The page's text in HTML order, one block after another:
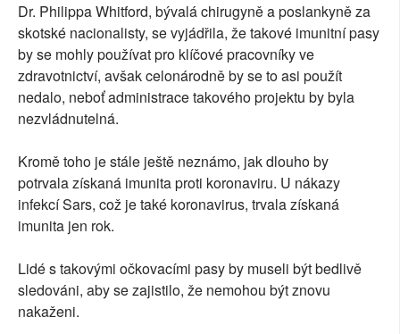
Dr. Philippa Whitford, bývalá chirugyně a poslankyně za
skotské nacionalisty, se vyjádřila, že takové imunitní pasy
by se mohly používat pro klíčové pracovníky ve
zdravotnictví, avšak celonárodně by se to asi použít
nedalo, neboť administrace takového projektu by byla
nezvládnutelná.
Kromě toho je stále ještě neznámo, jak dlouho by
potrvala získaná imunita proti koronaviru. U nákazy
infekcí Sars, což je také koronavirus, trvala získaná
imunita jen rok.
Lidé s takovými očkovacími pasy by museli být bedlivě
sledováni, aby se zajistilo, že nemohou být znovu
nakaženi.